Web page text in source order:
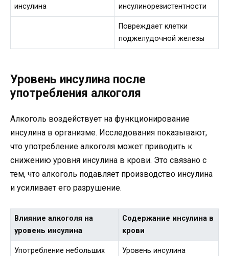
инсулина
инсулинорезистентности
Повреждает клетки
поджелудочной железы
Уровень инсулина после
употребления алкоголя
Алкоголь воздействует на функционирование
инсулина в организме. Исследования показывают,
что употребление алкоголя может приводить к
снижению уровня инсулина в крови. Это связано с
тем, что алкоголь подавляет производство инсулина
и усиливает его разрушение.
Влияние алкоголя на
уровень инсулина
Содержание инсулина в
крови
Употребление небольших
Уровень инсулина